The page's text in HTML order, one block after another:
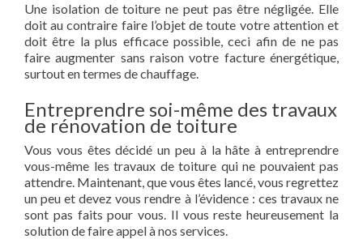
Une isolation de toiture ne peut pas être négligée. Elle
doit au contraire faire l’objet de toute votre attention et
doit être la plus efficace possible, ceci afin de ne pas
faire augmenter sans raison votre facture énergétique,
surtout en termes de chauffage.
Entreprendre soi-même des travaux
de rénovation de toiture
Vous vous êtes décidé un peu à la hâte à entreprendre
vous-même les travaux de toiture qui ne pouvaient pas
attendre. Maintenant, que vous êtes lancé, vous regrettez
un peu et devez vous rendre à l’évidence : ces travaux ne
sont pas faits pour vous. Il vous reste heureusement la
solution de faire appel à nos services.